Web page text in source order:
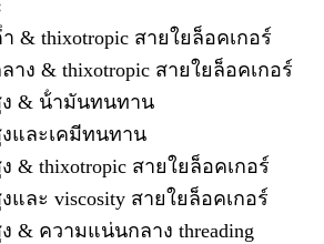
& thixotropic สายใยล็อคเกอร์
าง & thixotropic สายใยล็อคเกอร์
& น้ํามันทนทาน
และเคมีทนทาน
& thixotropic สายใยล็อคเกอร์
และ viscosity สายใยล็อคเกอร์
& ความแน่นกลาง threading